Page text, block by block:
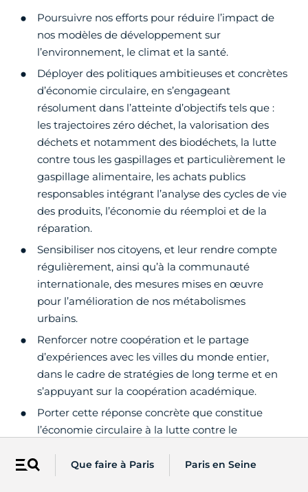
Menu Que faire à Paris Paris en Seine
Poursuivre nos efforts pour réduire l’impact de
nos modèles de développement sur
l’environnement, le climat et la santé.
Déployer des politiques ambitieuses et concrètes
d’économie circulaire, en s’engageant
résolument dans l’atteinte d’objectifs tels que :
les trajectoires zéro déchet, la valorisation des
déchets et notamment des biodéchets, la lutte
contre tous les gaspillages et particulièrement le
gaspillage alimentaire, les achats publics
responsables intégrant l’analyse des cycles de vie
des produits, l’économie du réemploi et de la
réparation.
Sensibiliser nos citoyens, et leur rendre compte
régulièrement, ainsi qu’à la communauté
internationale, des mesures mises en œuvre
pour l’amélioration de nos métabolismes
urbains.
Renforcer notre coopération et le partage
d’expériences avec les villes du monde entier,
dans le cadre de stratégies de long terme et en
s’appuyant sur la coopération académique.
Porter cette réponse concrète que constitue
l’économie circulaire à la lutte contre le